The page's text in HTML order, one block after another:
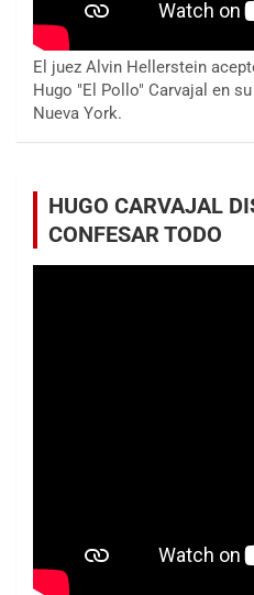
El juez Alvin Hellerstein
Hugo "El Pollo" Carvajal en
Nueva York.
HUGO CARVAJAL
CONFESAR TODO